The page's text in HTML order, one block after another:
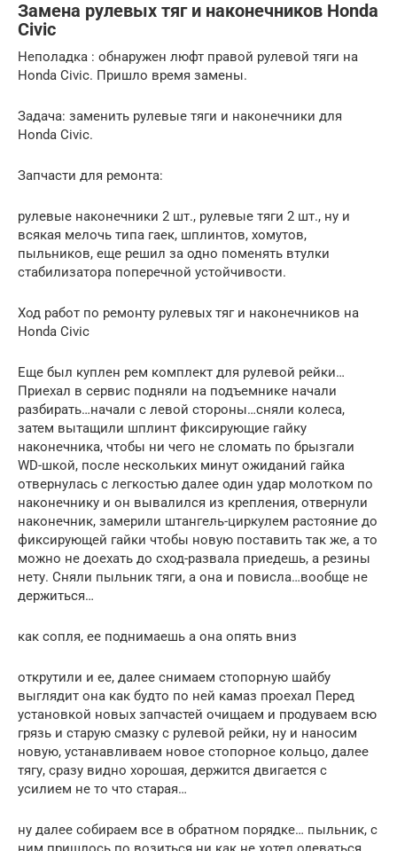
Замена рулевых тяг и наконечников Honda
Civic
Неполадка : обнаружен люфт правой рулевой тяги на
Honda Civic. Пришло время замены.
Задача: заменить рулевые тяги и наконечники для
Honda Civic.
Запчасти для ремонта:
рулевые наконечники 2 шт., рулевые тяги 2 шт., ну и
всякая мелочь типа гаек, шплинтов, хомутов,
пыльников, еще решил за одно поменять втулки
стабилизатора поперечной устойчивости.
Ход работ по ремонту рулевых тяг и наконечников на
Honda Civic
Еще был куплен рем комплект для рулевой рейки…
Приехал в сервис подняли на подъемнике начали
разбирать…начали с левой стороны…сняли колеса,
затем вытащили шплинт фиксирующие гайку
наконечника, чтобы ни чего не сломать по брызгали
WD-шкой, после нескольких минут ожиданий гайка
отвернулась с легкостью далее один удар молотком по
наконечнику и он вывалился из крепления, отвернули
наконечник, замерили штангель-циркулем растояние до
фиксирующей гайки чтобы новую поставить так же, а то
можно не доехать до сход-развала приедешь, а резины
нету. Сняли пыльник тяги, а она и повисла…вообще не
держиться…
как сопля, ее поднимаешь а она опять вниз
открутили и ее, далее снимаем стопорную шайбу
выглядит она как будто по ней камаз проехал Перед
установкой новых запчастей очищаем и продуваем всю
грязь и старую смазку с рулевой рейки, ну и наносим
новую, устанавливаем новое стопорное кольцо, далее
тягу, сразу видно хорошая, держится двигается с
усилием не то что старая…
ну далее собираем все в обратном порядке… пыльник, с